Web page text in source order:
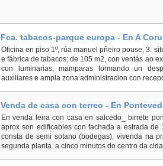
Fca. tabacos-parque europa - En A
Oficina en piso 1º, rúa manuel pñeiro pouse, 3.
e fábrica de tabacos; de 105 m2, con ventás ao
con luminarias, mamparas formando un
auxiliares e ampla zona administracion con
Venda de casa con terreo - En
En venda leira con casa en salcedo_ birrete
aprox son edificables con fachada a estrada
consta de semi sotano (bodegas), vivenda na
segunda planta. a cinco minutos do centro da